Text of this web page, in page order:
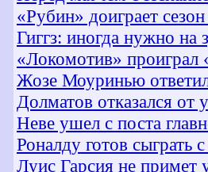
«Рубин» доиграет
Гиггз: иногда нужно на
«Локомотив» проиграл
Жозе Моуринью
Долматов отказался от
Неве ушел с поста
Роналду готов сыграть
Луис Гарсия не примет